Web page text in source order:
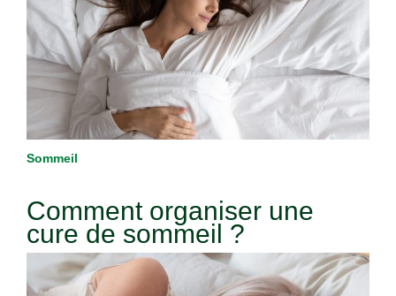
Sommeil
Comment organiser une
cure de sommeil ?